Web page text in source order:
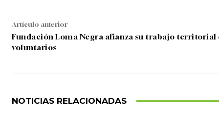
Artículo anterior
Fundación Loma Negra afianza su trabajo territorial
voluntarios
NOTICIAS RELACIONADAS